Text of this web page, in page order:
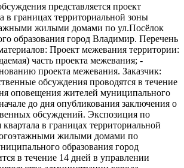
представляется проект
в границах территориальной зоны
жилыми домами по ул.Посёлок
образования город Владимир. Перечень
Проект межевания территории:
часть проекта межевания; -
проекта межевания. Заказчик:
обсуждения проводятся в течение
оповещения жителей муниципального
до дня опубликования заключения о
обсуждений. Экспозиция по
в границах территориальной
жилыми домами по
образования город
в течение 14 дней в управлении